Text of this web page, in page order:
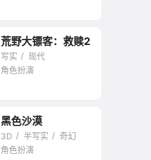
荒野大镖客：救赎2
写实
现代
角色扮演
黑色沙漠
3D 半写实
奇幻
角色扮演